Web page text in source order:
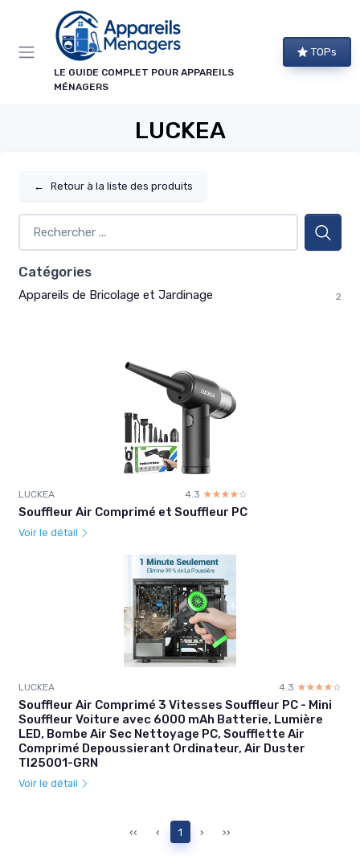
LE GUIDE COMPLET POUR APPAREILS
MÉNAGERS
TOPs
LUCKEA
← Retour à la liste des produits
Catégories
Appareils de Bricolage et Jardinage 2
LUCKEA 4.3 ☆☆☆☆☆
★★★★★
Souffleur Air Comprimé et Souffleur PC
Voir le détail
LUCKEA 4.3 ☆☆☆☆☆
★★★★★
Souffleur Air Comprimé 3 Vitesses Souffleur PC - Mini
Souffleur Voiture avec 6000 mAh Batterie, Lumière
LED, Bombe Air Sec Nettoyage PC, Soufflette Air
Comprimé Depoussierant Ordinateur, Air Duster
TI25001-GRN
Voir le détail
‹‹ ‹ 1 › ››
Panneau de gestion des cookies